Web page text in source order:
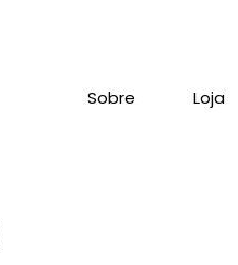
Sobre Loja